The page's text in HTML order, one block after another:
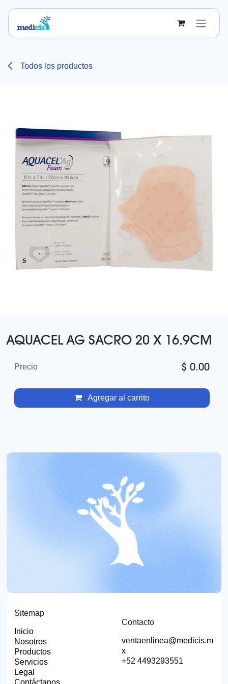
Todos los productos
AQUACEL AG SACRO 20 X 16.9CM
Agregar al carrito
Precio $ 0.00
Sitemap
Inicio
Nosotros
Productos
Servicios
Legal
Contáctanos
Contacto
ventaenlinea@medicis.m
x
+52 4493293551